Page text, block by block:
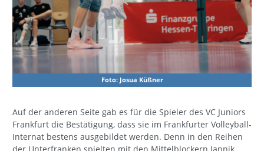
Foto: Josua Küßner
Auf der anderen Seite gab es für die Spieler des VC Juniors
Frankfurt die Bestätigung, dass sie im Frankfurter Volleyball-
Internat bestens ausgebildet werden. Denn in den Reihen